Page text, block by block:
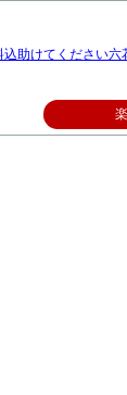
助けてください